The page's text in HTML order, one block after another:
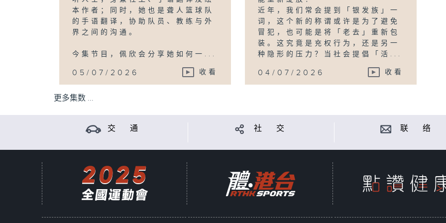
本作者；同时，她也是聋人篮球队
的手语翻译，协助队员、教练与外
界之间的沟通。
今集节目，佩欣会分享她如何一...
05/07/2026 收看
近年，我们常会提到「银发族」一
词，这个新的称谓或许是为了避免
冒犯，也可能是将「老去」重新包
装。这究竟是充权行为，还是另一
种隐形的压力？当社会提倡「活...
04/07/2026 收看
更多集数 ...
交 通 社 交 联 络